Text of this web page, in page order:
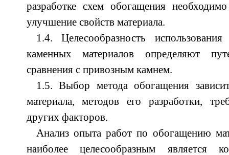
разработке схем обогащения
улучшение свойств материала.
1.4. Целесообразность
каменных материалов определяют
сравнения с привозным камнем.
1.5. Выбор метода обогащения
материала, методов его разработки,
других факторов.
Анализ опыта работ по обогащению
наиболее целесообразным является